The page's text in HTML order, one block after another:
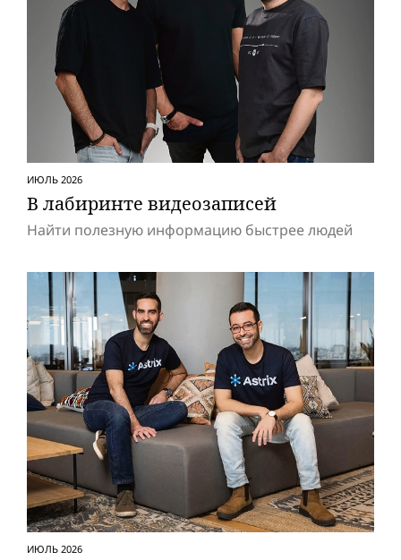
ИЮЛЬ 2026
В лабиринте видеозаписей
Найти полезную информацию быстрее людей
ИЮЛЬ 2026